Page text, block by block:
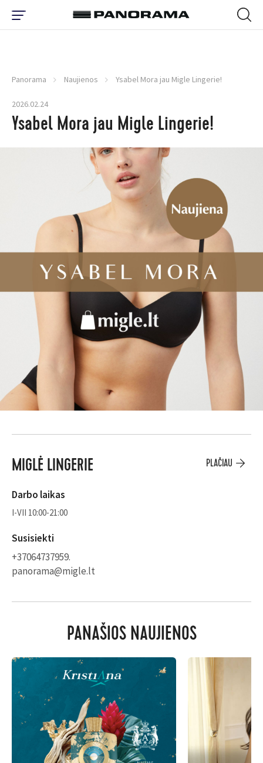
Panorama Naujienos Ysabel Mora jau Migle Lingerie!
2026.02.24
Ysabel Mora jau Migle Lingerie!
MIGLĖ LINGERIE PLAČIAU
Darbo laikas
I-VII 10:00-21:00
Susisiekti
+37064737959.
panorama@migle.lt
PANAŠIOS NAUJIENOS